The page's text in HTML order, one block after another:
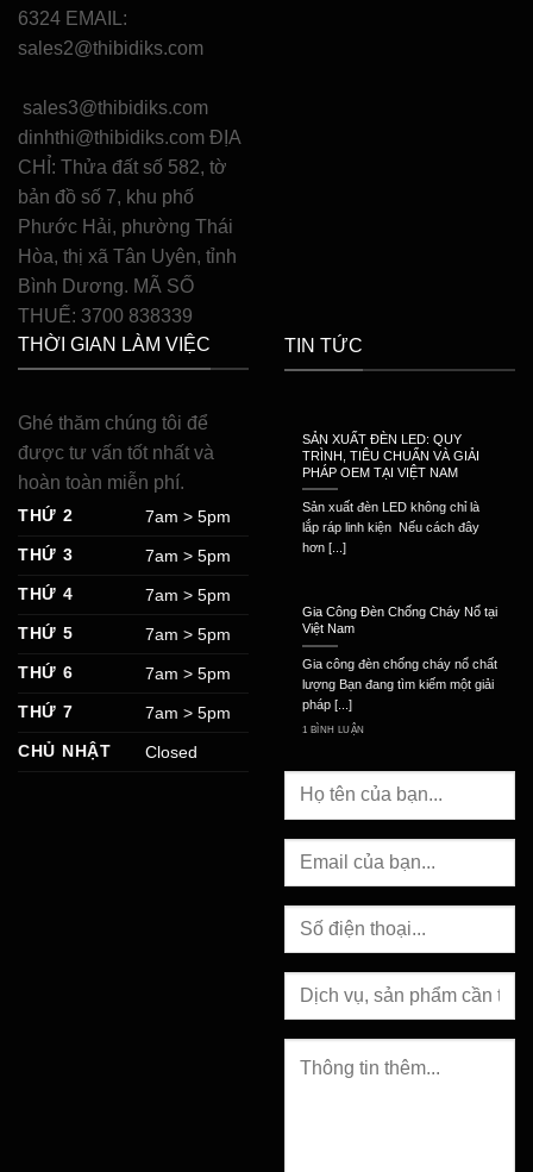
6324 EMAIL:
sales2@thibidiks.com
sales3@thibidiks.com
dinhthi@thibidiks.com ĐỊA
CHỈ: Thửa đất số 582, tờ
bản đồ số 7, khu phố
Phước Hải, phường Thái
Hòa, thị xã Tân Uyên, tỉnh
Bình Dương. MÃ SỐ
THUẾ: 3700 838339
THỜI GIAN LÀM VIỆC
Ghé thăm chúng tôi để
được tư vấn tốt nhất và
hoàn toàn miễn phí.
THỨ 2
7am > 5pm
THỨ 3
7am > 5pm
THỨ 4
7am > 5pm
THỨ 5
7am > 5pm
THỨ 6
7am > 5pm
THỨ 7
7am > 5pm
CHỦ NHẬT
Closed
TIN TỨC
SẢN XUẤT ĐÈN LED: QUY
TRÌNH, TIÊU CHUẨN VÀ GIẢI
PHÁP OEM TẠI VIỆT NAM
Sản xuất đèn LED không chỉ là
lắp ráp linh kiện Nếu cách đây
hơn [...]
Gia Công Đèn Chống Cháy Nổ tại
Việt Nam
Gia công đèn chống cháy nổ chất
lượng Bạn đang tìm kiếm một giải
pháp [...]
1 BÌNH LUẬN